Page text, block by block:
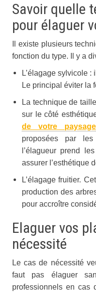
Savoir quelle
pour élaguer
Il existe plusieurs
fonction du type. Il y a
L’élagage sylvicole
Le principal éviter la
La technique de
sur le côté
de votre paysage
proposées par les
l’élagueur prend
assurer l’esthétique
L’élagage fruitier.
production des
pour accroître
Elaguer vos
nécessité
Le cas de nécessité
faut pas élaguer
professionnels en cas